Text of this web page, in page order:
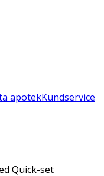
apotekKundservice
Quick-set